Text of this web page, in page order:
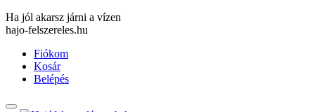
Ha jól akarsz járni a vízen
hajo-felszereles.hu
Fiókom
Kosár
Belépés